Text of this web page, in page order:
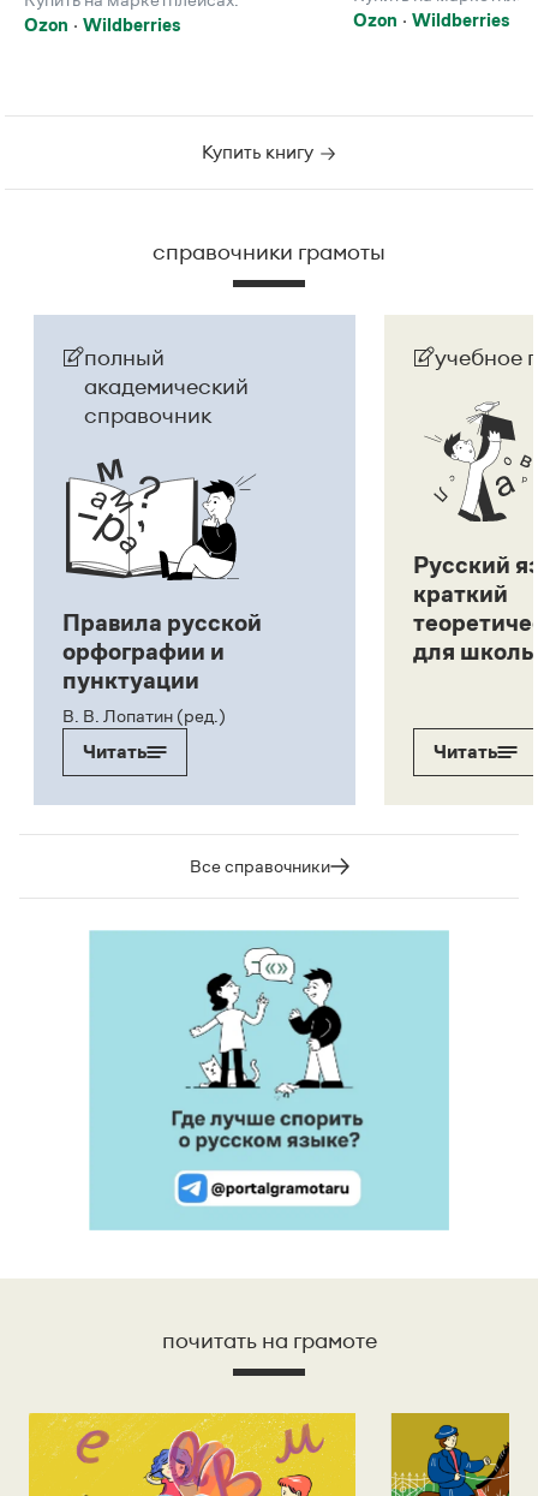
Ozon
Wildberries
Ozon
Wildberries
Купить книгу
справочники грамоты
полный
академический
справочник
Правила русской
орфографии и
пунктуации
В. В. Лопатин (ред.)
Читать
учебное
Русский
краткий
для
Читать
Все справочники
почитать на грамоте